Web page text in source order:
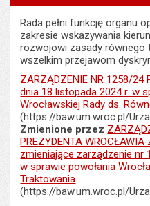
Rada pełni funkcję organu
zakresie wskazywania
rozwojowi zasady równego
wszelkim przejawom
ZARZĄDZENIE NR 1258/24
dnia 18 listopada 2024 r. w
Wrocławskiej Rady ds.
(https://baw.um.wroc.pl/
Zmienione przez
PREZYDENTA
zmieniające zarządzenie nr
w sprawie powołania
Traktowania
(https://baw.um.wroc.pl/